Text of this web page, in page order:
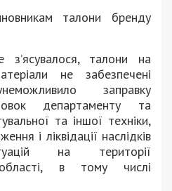
талони бренду
з’ясувалося, талони на
не забезпечені
заправку
департаменту та
та іншої техніки,
і ліквідації наслідків
на території
області, в тому числі